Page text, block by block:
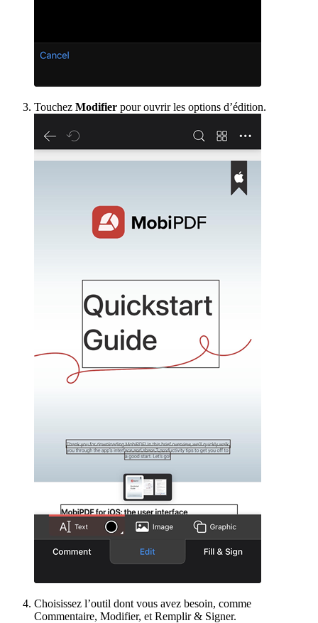
Touchez Modifier pour ouvrir les options d’édition.
Choisissez l’outil dont vous avez besoin, comme
Commentaire, Modifier, et Remplir & Signer.